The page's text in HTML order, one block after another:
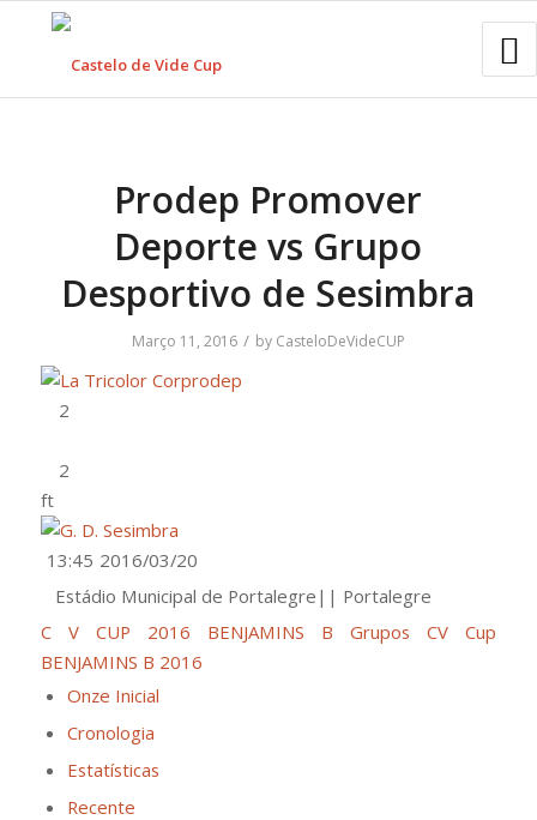
Prodep Promover
Deporte vs Grupo
Desportivo de Sesimbra
Março 11, 2016 / by CasteloDeVideCUP
ft
2016/03/20
13:45
Estádio Municipal de Portalegre|| Portalegre
C V CUP 2016 BENJAMINS B Grupos
CV Cup
BENJAMINS B 2016
Onze Inicial
Cronologia
Estatísticas
Recente